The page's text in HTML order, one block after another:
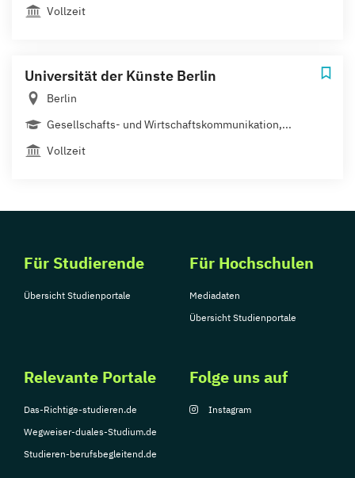
Vollzeit
Universität der Künste Berlin
Berlin
Gesellschafts- und Wirtschaftskommunikation,...
Vollzeit
Für Studierende
Übersicht Studienportale
Für Hochschulen
Mediadaten
Übersicht Studienportale
Relevante Portale
Das-Richtige-studieren.de
Wegweiser-duales-Studium.de
Studieren-berufsbegleitend.de
Folge uns auf
Instagram